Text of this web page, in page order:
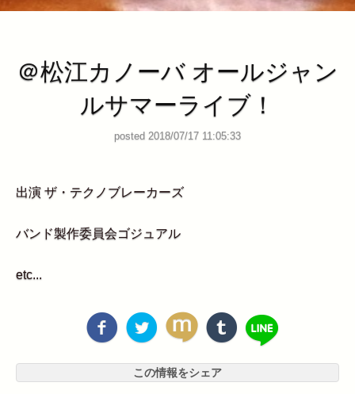
管理ページ
＠松江カノーバ オールジャン
ルサマーライブ！
posted 2018/07/17 11:05:33
出演 ザ・テクノブレーカーズ
バンド製作委員会ゴジュアル
etc...
この情報をシェア